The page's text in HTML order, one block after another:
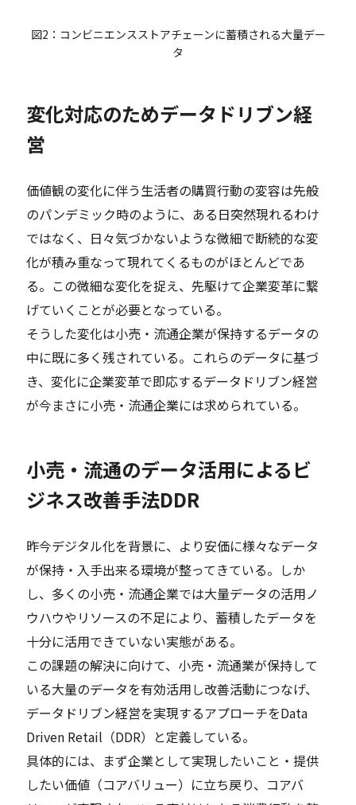
図2：コンビニエンスストアチェーンに蓄積される大量デー
タ
変化対応のためデータドリブン経
営
価値観の変化に伴う生活者の購買行動の変容は先般
のパンデミック時のように、ある日突然現れるわけ
ではなく、日々気づかないような微細で断続的な変
化が積み重なって現れてくるものがほとんどであ
る。この微細な変化を捉え、先駆けて企業変革に繋
げていくことが必要となっている。
そうした変化は小売・流通企業が保持するデータの
中に既に多く残されている。これらのデータに基づ
き、変化に企業変革で即応するデータドリブン経営
が今まさに小売・流通企業には求められている。
小売・流通のデータ活用によるビ
ジネス改善手法DDR
昨今デジタル化を背景に、より安価に様々なデータ
が保持・入手出来る環境が整ってきている。しか
し、多くの小売・流通企業では大量データの活用ノ
ウハウやリソースの不足により、蓄積したデータを
十分に活用できていない実態がある。
この課題の解決に向けて、小売・流通業が保持して
いる大量のデータを有効活用し改善活動につなげ、
データドリブン経営を実現するアプローチをData
Driven Retail（DDR）と定義している。
具体的には、まず企業として実現したいこと・提供
したい価値（コアバリュー）に立ち戻り、コアバ